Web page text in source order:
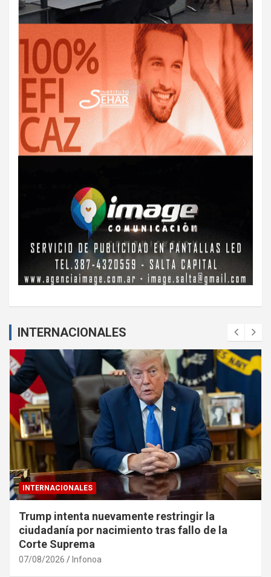
INTERNACIONALES
INTERNACIONALES
Trump intenta nuevamente restringir la
ciudadanía por nacimiento tras fallo de la
Corte Suprema
07/08/2026 Infonoa